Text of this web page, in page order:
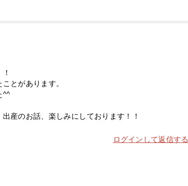
とがあります。
^^
産のお話、楽しみにしております！！
ログインして返信する